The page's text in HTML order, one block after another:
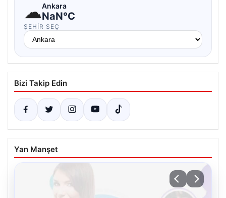
☁Ankara
NaN°C
ŞEHIR SEÇ
Bizi Takip Edin
Yan Manşet